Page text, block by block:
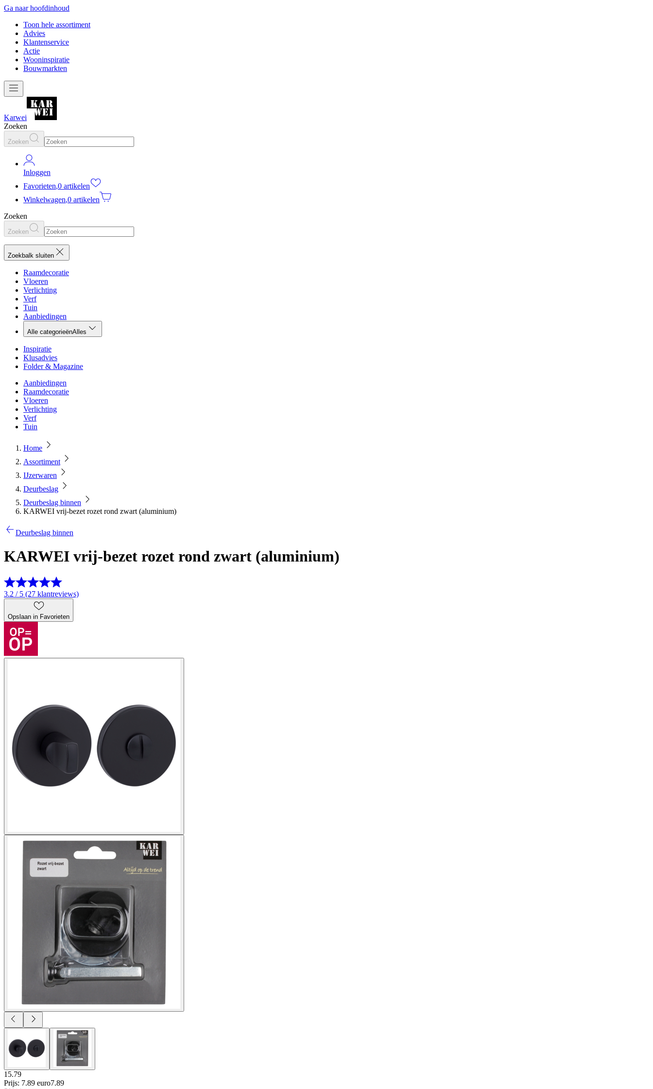
Ga naar hoofdinhoud
Toon hele assortiment
Advies
Klantenservice
Actie
Wooninspiratie
Bouwmarkten
Karwei
Zoeken
Zoeken
Inloggen
Favorieten,0 artikelen
Winkelwagen,0 artikelen
Zoeken
Zoeken
Zoekbalk sluiten
Raamdecoratie
Vloeren
Verlichting
Verf
Tuin
Aanbiedingen
Alle categorieënAlles
Inspiratie
Klusadvies
Folder & Magazine
Aanbiedingen
Raamdecoratie
Vloeren
Verlichting
Verf
Tuin
Home
Assortiment
IJzerwaren
Deurbeslag
Deurbeslag binnen
KARWEI vrij-bezet rozet rond zwart (aluminium)
Deurbeslag binnen
KARWEI vrij-bezet rozet rond zwart (aluminium)
3.2 / 5 (27 klantreviews)
Opslaan in Favorieten
15.79
Prijs: 7.89 euro7.89